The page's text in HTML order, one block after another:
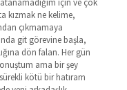
için ve çok
kızmak ne kelime,
çıkmamaya
git görevine başla,
dön falan. Her gün
ama bir şey
kötü bir hatıram